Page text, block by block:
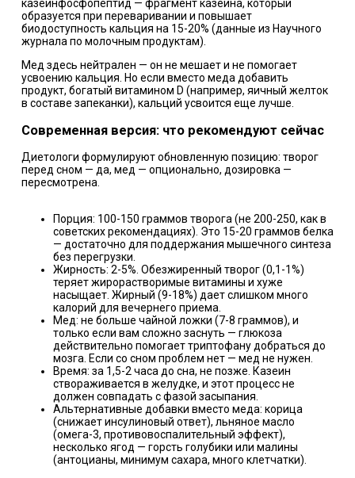
казеинфосфопептид — фрагмент казеина, который
образуется при переваривании и повышает
биодоступность кальция на 15-20% (данные из Научного
журнала по молочным продуктам).
Мед здесь нейтрален — он не мешает и не помогает
усвоению кальция. Но если вместо меда добавить
продукт, богатый витамином D (например, яичный желток
в составе запеканки), кальций усвоится еще лучше.
Современная версия: что рекомендуют сейчас
Диетологи формулируют обновленную позицию: творог
перед сном — да, мед — опционально, дозировка —
пересмотрена.
Порция: 100-150 граммов творога (не 200-250, как в
советских рекомендациях). Это 15-20 граммов белка
— достаточно для поддержания мышечного синтеза
без перегрузки.
Жирность: 2-5%. Обезжиренный творог (0,1-1%)
теряет жирорастворимые витамины и хуже
насыщает. Жирный (9-18%) дает слишком много
калорий для вечернего приема.
Мед: не больше чайной ложки (7-8 граммов), и
только если вам сложно заснуть — глюкоза
действительно помогает триптофану добраться до
мозга. Если со сном проблем нет — мед не нужен.
Время: за 1,5-2 часа до сна, не позже. Казеин
створаживается в желудке, и этот процесс не
должен совпадать с фазой засыпания.
Альтернативные добавки вместо меда: корица
(снижает инсулиновый ответ), льняное масло
(омега-3, противовоспалительный эффект),
несколько ягод — горсть голубики или малины
(антоцианы, минимум сахара, много клетчатки).